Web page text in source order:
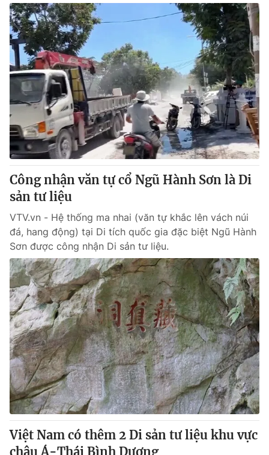
Công nhận văn tự cổ Ngũ Hành Sơn là Di
sản tư liệu
VTV.vn - Hệ thống ma nhai (văn tự khắc lên vách núi
đá, hang động) tại Di tích quốc gia đặc biệt Ngũ Hành
Sơn được công nhận Di sản tư liệu.
Việt Nam có thêm 2 Di sản tư liệu khu vực
châu Á-Thái Bình Dương